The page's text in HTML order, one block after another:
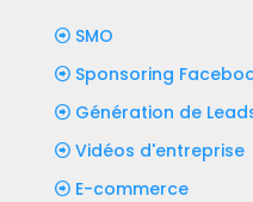
SMO
Sponsoring
Génération de
Vidéos d'entreprise
E-commerce